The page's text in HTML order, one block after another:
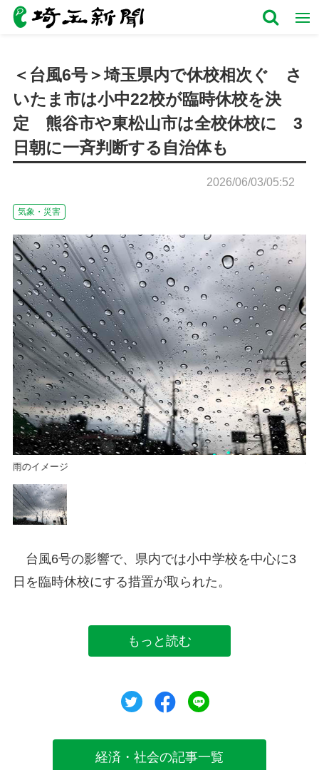
＜台風6号＞埼玉県内で休校相次ぐ さ
いたま市は小中22校が臨時休校を決
定 熊谷市や東松山市は全校休校に 3
日朝に一斉判断する自治体も
2026/06/03/05:52
気象・災害
雨のイメージ
台風6号の影響で、県内では小中学校を中心に3
日を臨時休校にする措置が取られた。
もっと読む
ツイートシェア
経済・社会の記事一覧